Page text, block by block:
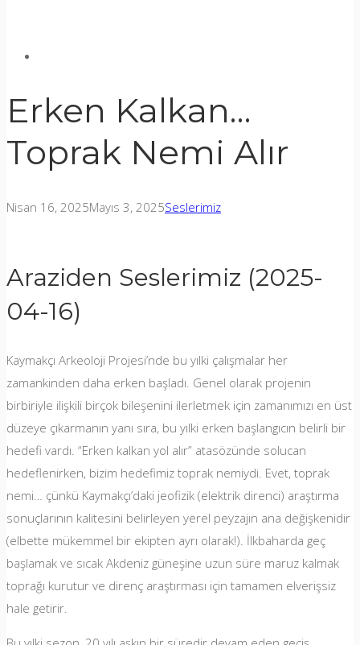
Erken Kalkan…
Toprak Nemi Alır
Nisan 16, 2025Mayıs 3, 2025Seslerimiz
Araziden Seslerimiz (2025-
04-16)
Kaymakçı Arkeoloji Projesi’nde bu yılki çalışmalar her
zamankinden daha erken başladı. Genel olarak projenin
birbiriyle ilişkili birçok bileşenini ilerletmek için zamanımızı en üst
düzeye çıkarmanın yanı sıra, bu yılki erken başlangıcın belirli bir
hedefi vardı. “Erken kalkan yol alır” atasözünde solucan
hedeflenirken, bizim hedefimiz toprak nemiydi. Evet, toprak
nemi… çünkü Kaymakçı’daki jeofizik (elektrik direnci) araştırma
sonuçlarının kalitesini belirleyen yerel peyzajın ana değişkenidir
(elbette mükemmel bir ekipten ayrı olarak!). İlkbaharda geç
başlamak ve sıcak Akdeniz güneşine uzun süre maruz kalmak
toprağı kurutur ve direnç araştırması için tamamen elverişsiz
hale getirir.